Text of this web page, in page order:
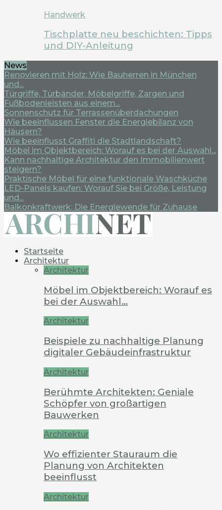
Handwerk
Tischplatte neu beschichten: Tipps
und DIY-Anleitung
News
Renovieren mit Holz: Wie Bauherren in München
und...
Türgriffe, Türbänder, Möbelgriffe, Zargen und
Fußbodenleisten aus einem...
Sonnenschutz für Terrassenüberdachungen
Wie beeinflussen Fenster die Energiebilanz von
Häusern?
Wie beeinflusst Graffiti die Stadtlandschaft?
Möbel im Objektbereich: Worauf es bei der Auswahl...
Kann nachhaltige Architektur den Immobilienwert
steigern?
Praktische Möbel für eine funktionale Waschküche
LED-Panels kaufen: Worauf Sie bei Größe, Leistung
und...
Balkonkraftwerk: Die Energiewende für Zuhause
Startseite
Architektur
Architektur
Möbel im Objektbereich: Worauf es
bei der Auswahl…
Architektur
Beispiele zu nachhaltige Planung
digitaler Gebäudeinfrastruktur
Architektur
Berühmte Architekten: Geniale
Schöpfer von großartigen
Bauwerken
Architektur
Wo effizienter Stauraum die
Planung von Architekten
beeinflusst
Architektur